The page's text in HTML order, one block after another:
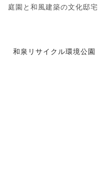
庭園と和風建築の文化邸宅
和泉リサイクル環境公園